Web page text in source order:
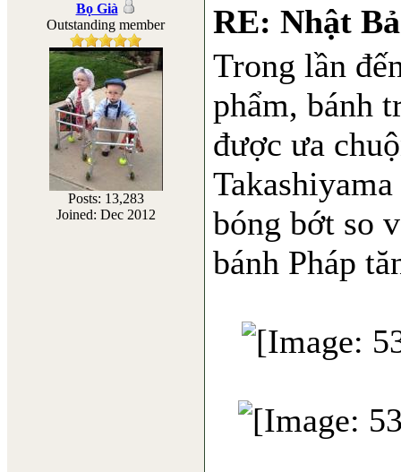
Bọ Già
Outstanding member
Posts: 13,283
Joined: Dec 2012
RE: Nhật
Trong lần
phẩm, bánh
được ưa
bóng bớt so
bánh Pháp